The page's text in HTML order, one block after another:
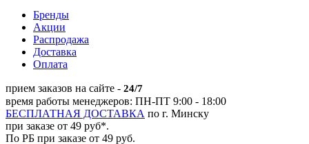
Бренды
Акции
Распродажа
Доставка
Оплата
прием заказов на сайте - 24/7
время работы менеджеров: ПН-ПТ 9:00 - 18:00
БЕСПЛАТНАЯ ДОСТАВКА по г. Минску
при заказе от 49 руб*.
По РБ при заказе от 49 руб.